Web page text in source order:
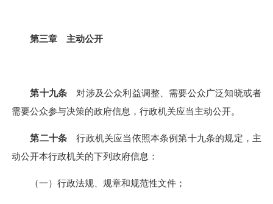
第三章 主动公开
第十九条 对涉及公众利益调整、需要公众广泛知晓或者
需要公众参与决策的政府信息，行政机关应当主动公开。
第二十条 行政机关应当依照本条例第十九条的规定，主
动公开本行政机关的下列政府信息：
（一）行政法规、规章和规范性文件；